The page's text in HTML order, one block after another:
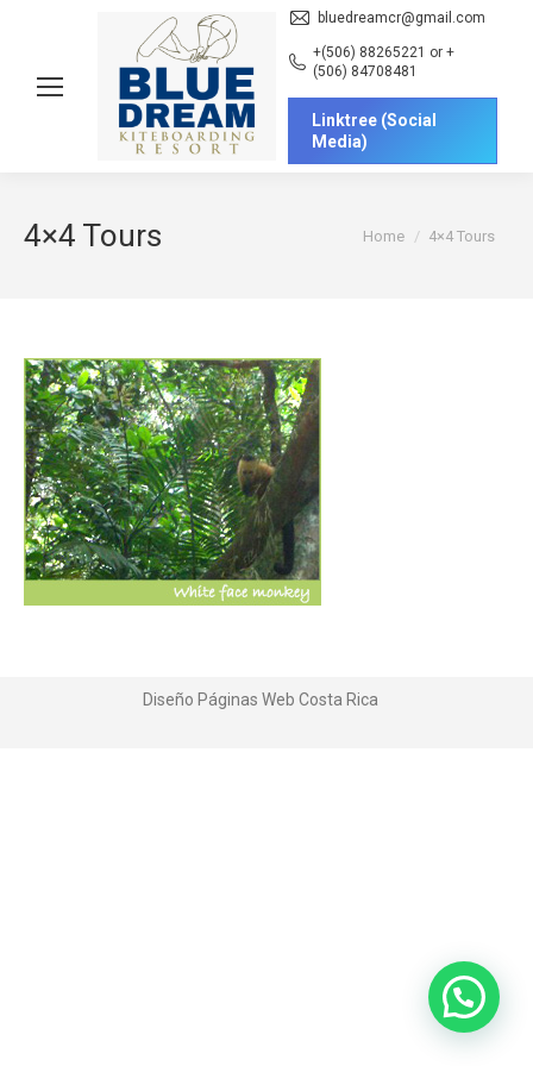
bluedreamcr@gmail.com
+(506) 88265221 or +
(506) 84708481
Linktree (Social
Media)
4×4 Tours You are here:
Home 4×4 Tours
Diseño Páginas Web Costa Rica